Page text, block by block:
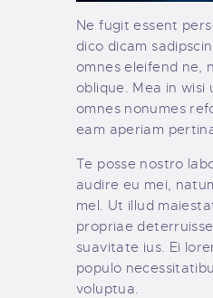
Ne fugit essent
dico dicam
omnes eleifend ne,
oblique. Mea in wisi
omnes nonumes
eam aperiam
Te posse nostro
audire eu mei,
mel. Ut illud
propriae
suavitate ius. Ei
populo
voluptua.